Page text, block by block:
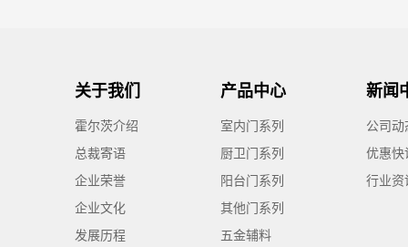
关于我们
霍尔茨介绍
总裁寄语
企业荣誉
企业文化
发展历程
产品中心
室内门系列
厨卫门系列
阳台门系列
其他门系列
五金辅料
新闻
公司动
优惠快
行业资